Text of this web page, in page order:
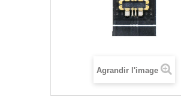
Agrandir l'image